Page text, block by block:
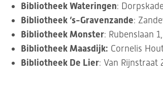
Bibliotheek Wateringen:
Bibliotheek ’s-Gravenzande:
Bibliotheek Monster: Rubenslaan
Bibliotheek Maasdijk: Cornelis
Bibliotheek De Lier: Van Rijnstraat